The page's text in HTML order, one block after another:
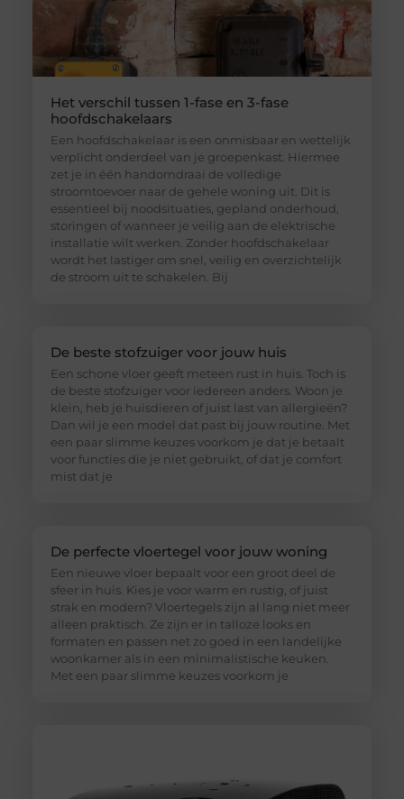
Het verschil tussen 1-fase en 3-fase
hoofdschakelaars
Een hoofdschakelaar is een onmisbaar en wettelijk
verplicht onderdeel van je groepenkast. Hiermee
zet je in één handomdraai de volledige
stroomtoevoer naar de gehele woning uit. Dit is
essentieel bij noodsituaties, gepland onderhoud,
storingen of wanneer je veilig aan de elektrische
installatie wilt werken. Zonder hoofdschakelaar
wordt het lastiger om snel, veilig en overzichtelijk
de stroom uit te schakelen. Bij
De beste stofzuiger voor jouw huis
Een schone vloer geeft meteen rust in huis. Toch is
de beste stofzuiger voor iedereen anders. Woon je
klein, heb je huisdieren of juist last van allergieën?
Dan wil je een model dat past bij jouw routine. Met
een paar slimme keuzes voorkom je dat je betaalt
voor functies die je niet gebruikt, of dat je comfort
mist dat je
De perfecte vloertegel voor jouw woning
Een nieuwe vloer bepaalt voor een groot deel de
sfeer in huis. Kies je voor warm en rustig, of juist
strak en modern? Vloertegels zijn al lang niet meer
alleen praktisch. Ze zijn er in talloze looks en
formaten en passen net zo goed in een landelijke
woonkamer als in een minimalistische keuken.
Met een paar slimme keuzes voorkom je